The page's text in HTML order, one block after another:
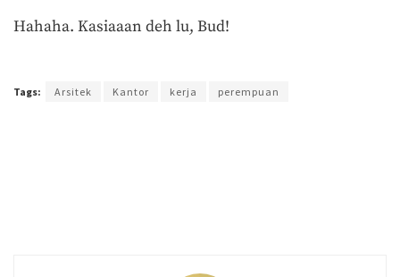
Hahaha. Kasiaaan deh lu, Bud!
Tags: Arsitek Kantor kerja perempuan